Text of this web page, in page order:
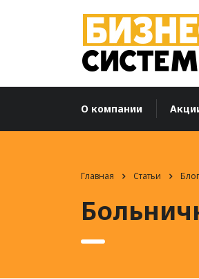
О компании
Главная Статьи Блог